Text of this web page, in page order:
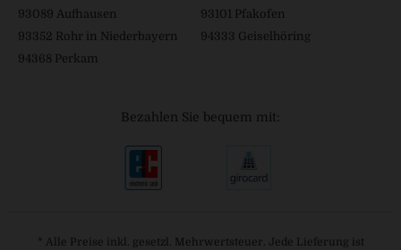
93089 Aufhausen
93101 Pfakofen
93352 Rohr in Niederbayern
94333 Geiselhöring
94368 Perkam
Bezahlen Sie bequem mit:
* Alle Preise inkl. gesetzl. Mehrwertsteuer. Jede Lieferung ist